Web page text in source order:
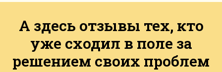
А здесь отзывы тех, кто
уже сходил в поле за
решением своих проблем